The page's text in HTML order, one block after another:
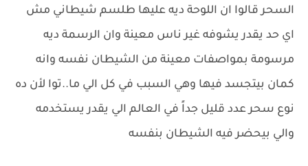
السحر قالوا ان اللوحة ديه عليها طلسم شيطاني مش
اي حد يقدر يشوفه غير ناس معينة وان الرسمة ديه
مرسومة بمواصفات معينة من الشيطان نفسه وانه
كمان بيتجسد فيها وهي السبب في كل الي ما..توا لأن ده
نوع سحر عدد قليل جداً في العالم الي يقدر يستخدمه
والي بيحضر فيه الشيطان بنفسه